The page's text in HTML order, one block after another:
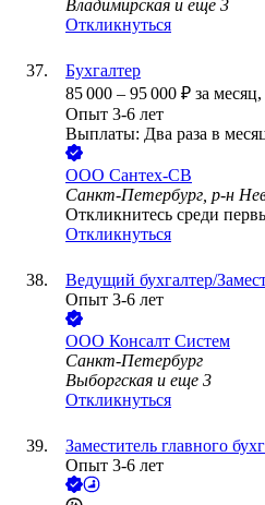
Владимирская и еще 3
Откликнуться
Бухгалтер
85 000 – 95 000 ₽ за месяц,
Опыт 3-6 лет
Выплаты: Два раза в
ООО Сантех-СВ
Санкт-Петербург, р-н
Откликнитесь среди
Откликнуться
Ведущий бухгалтер/
Опыт 3-6 лет
ООО Консалт Систем
Санкт-Петербург
Выборгская и еще 3
Откликнуться
Заместитель главного
Опыт 3-6 лет